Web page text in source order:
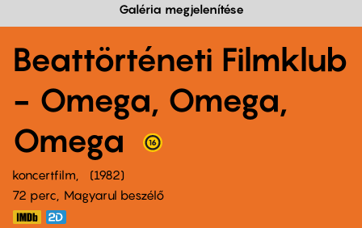
Galéria megjelenítése
Beattörténeti Filmklub
- Omega, Omega,
Omega
koncertfilm
1982
72 perc,
Magyarul beszélő